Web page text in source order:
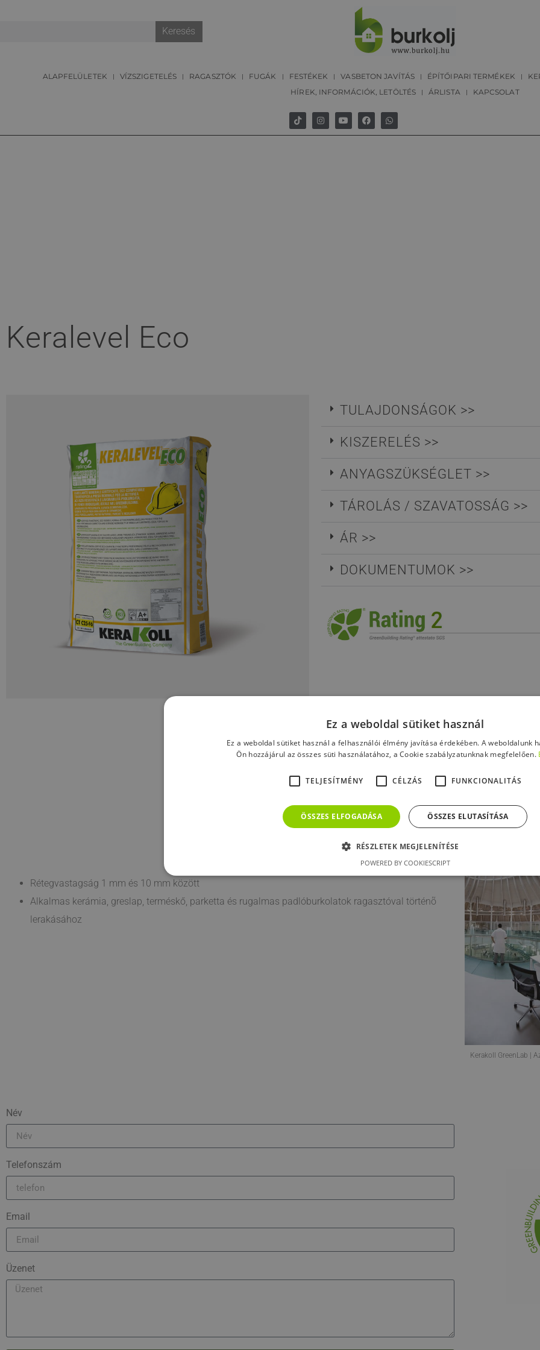
Keresés
ALAPFELÜLETEK VÍZSZIGETELÉS RAGASZTÓK FUGÁK FESTÉKEK VASBETON JAVÍTÁS ÉPÍTŐIPARI TERMÉKEK
HÍREK, INFORMÁCIÓK, LETÖLTÉS
ÁRLISTA KAPCSOLAT
Keralevel Eco
TULAJDONSÁGOK >>
KISZERELÉS >>
ANYAGSZÜKSÉGLET >>
TÁROLÁS / SZAVATOSSÁG >>
ÁR >>
DOKUMENTUMOK >>
MIK A KERALEVEL® ECO ELŐNYÖS
Rétegvastagság 1 mm és 10 mm között
Alkalmas kerámia, greslap, terméskő, parketta és rugalmas padlóburkolatok ragasztóval történõ
lerakásához
Kerakoll GreenLab |
Név
Telefonszám
Email
Üzenet
Ez a weboldal sütiket használ
Ez a weboldal sütiket használ a felhasználói élmény javítása érdekében. A weboldalunk
Ön hozzájárul az összes süti használatához, a Cookie szabályzatunknak megfelelően.
TELJESÍTMÉNY CÉLZÁS FUNKCIONALITÁS
ÖSSZES ELFOGADÁSA ÖSSZES ELUTASÍTÁSA
RÉSZLETEK MEGJELENÍTÉSE
POWERED BY COOKIESCRIPT